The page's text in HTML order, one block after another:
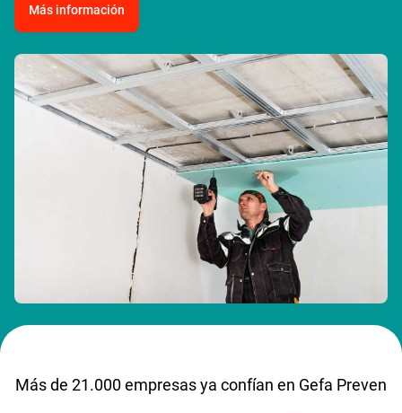
Más información
Más de 21.000 empresas ya confían en Gefa Preven